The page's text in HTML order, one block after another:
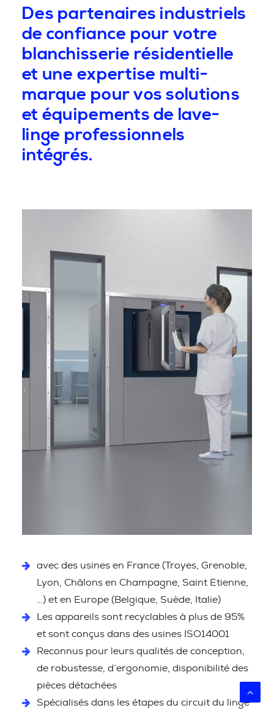
Des partenaires industriels
de confiance pour votre
blanchisserie résidentielle
et une expertise multi-
marque pour vos solutions
et équipements de lave-
linge professionnels
intégrés.
avec des usines en France (Troyes, Grenoble,
Lyon, Châlons en Champagne, Saint Etienne,
…) et en Europe (Belgique, Suède, Italie)
Les appareils sont recyclables à plus de 95%
et sont conçus dans des usines ISO14001
Reconnus pour leurs qualités de conception,
de robustesse, d’ergonomie, disponibilité des
pièces détachées
Spécialisés dans les étapes du circuit du linge